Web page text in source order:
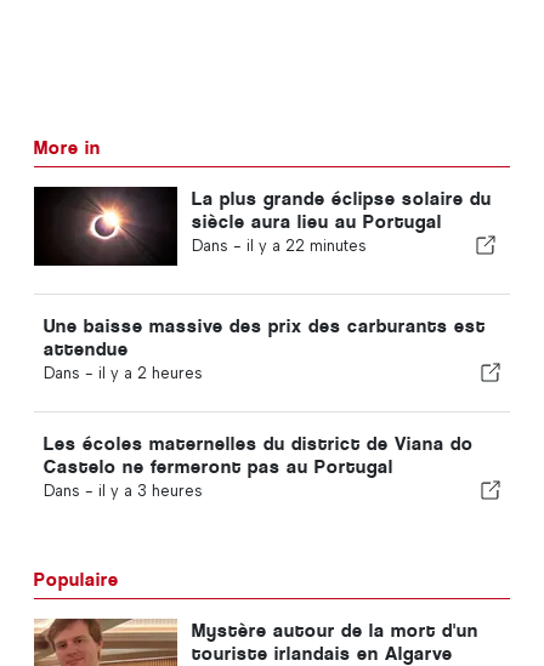
More in
La plus grande éclipse solaire du
siècle aura lieu au Portugal
Dans - il y a 22 minutes
Une baisse massive des prix des carburants est
attendue
Dans - il y a 2 heures
Les écoles maternelles du district de Viana do
Castelo ne fermeront pas au Portugal
Dans - il y a 3 heures
Populaire
Mystère autour de la mort d'un
touriste irlandais en Algarve